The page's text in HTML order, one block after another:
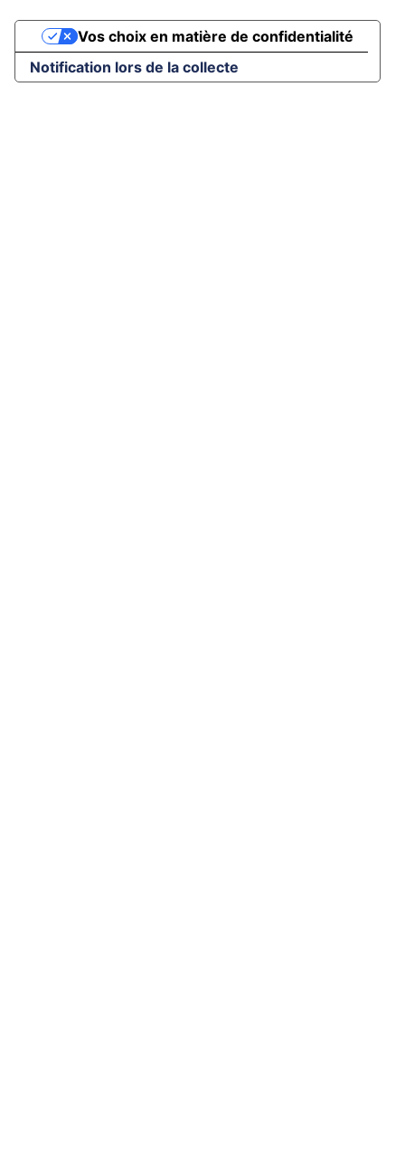
Notification lors de la collecte
Vos choix en matière de confidentialité